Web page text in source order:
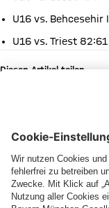
U16 vs.
U16 vs. Triest 82:61
Diesen Artikel teilen
WEITERE
YOUTUBE
Willkommen
NEWS
Der
DIE